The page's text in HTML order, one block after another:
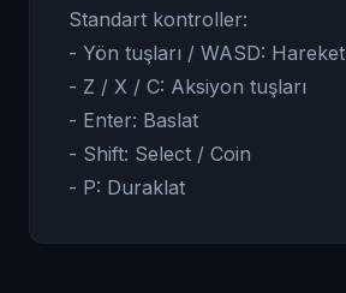
Standart kontroller:
- Yön tuşları / WASD: Hareket
- Z / X / C: Aksiyon tuşları
- Enter: Baslat
- Shift: Select / Coin
- P: Duraklat